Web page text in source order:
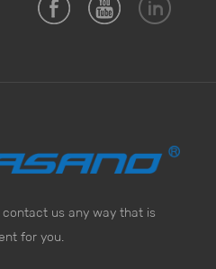
contact us any way that is
for you.